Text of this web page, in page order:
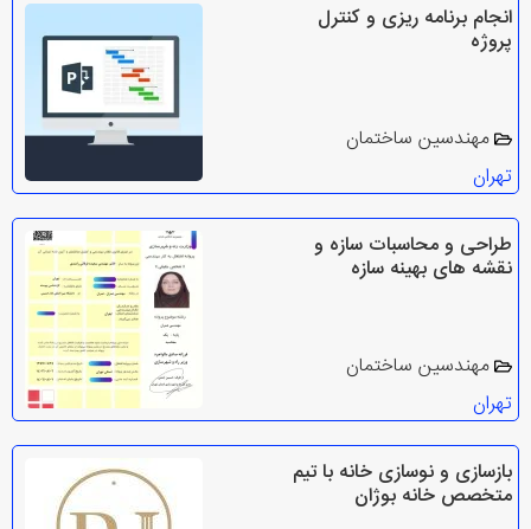
انجام برنامه ریزی و کنترل
پروژه
مهندسین ساختمان
تهران
طراحی و محاسبات سازه و
نقشه های بهینه سازه
مهندسین ساختمان
تهران
بازسازی و نوسازی خانه با تیم
متخصص خانه بوژان